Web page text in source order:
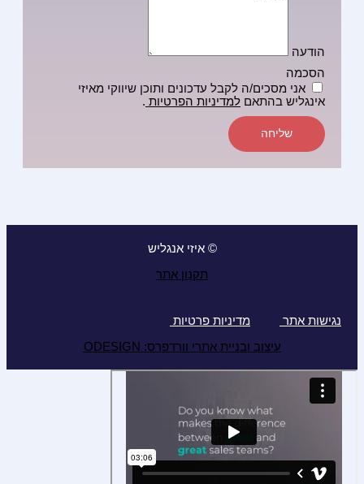
הודעה
הסכמה
אני מסכים/ה לקבל עדכונים ותוכן שיווקי מאיזי
אינגליש בהתאם למדיניות הפרטיות .
שליחה
© איזי אנגליש
תקנון אתר
נגישות אתר מדיניות פרטיות
עיצוב ובניית אתרי וורדפרס: ODESIGN